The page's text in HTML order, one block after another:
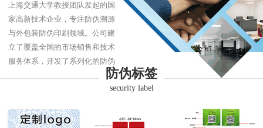
上海交通大学教授团队发起的国
家高新技术企业，专注防伪溯源
与外包装防伪印刷领域。公司建
立了覆盖全国的市场销售和技术
服务体系，开发了系列化的防伪
产品，以难仿制、易识别、优成
本的技术，经受住了市场的严酷
防伪标签
security label